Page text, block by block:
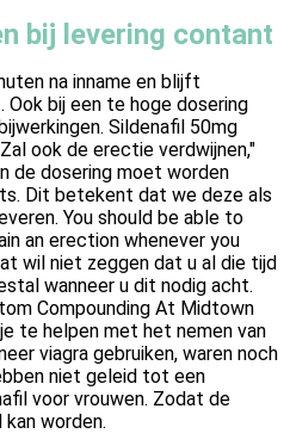
bij levering contant
na inname en blijft
bij een te hoge dosering
Sildenafil 50mg
ook de erectie verdwijnen,"
de dosering moet worden
Dit betekent dat we deze als
You should be able to
an erection whenever you
wil niet zeggen dat u al die tijd
wanneer u dit nodig acht.
Compounding At Midtown
te helpen met het nemen van
viagra gebruiken, waren noch
niet geleid tot een
voor vrouwen. Zodat de
worden.